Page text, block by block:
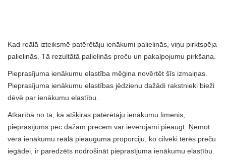
Kad reālā izteiksmē patērētāju ienākumi palielinās, viņu pirktspēja
palielinās. Tā rezultātā palielinās preču un pakalpojumu pirkšana.
Pieprasījuma ienākumu elastība mēģina novērtēt šīs izmaiņas.
Pieprasījuma ienākumu elastības jēdzienu dažādi rakstnieki bieži
dēvē par ienākumu elastību.
Atkarībā no tā, kā atšķiras patērētāju ienākumu līmenis,
pieprasījums pēc dažām precēm var ievērojami pieaugt. Ņemot
vērā ienākumu reālā pieauguma proporciju, ko cilvēki tērēs preču
iegādei, ir paredzēts nodrošināt pieprasījuma ienākumu elastību.